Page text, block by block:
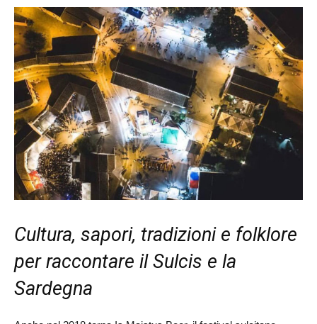
Cultura, sapori, tradizioni e folklore
per raccontare il Sulcis e la
Sardegna